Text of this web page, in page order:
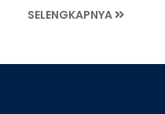
SELENGKAPNYA